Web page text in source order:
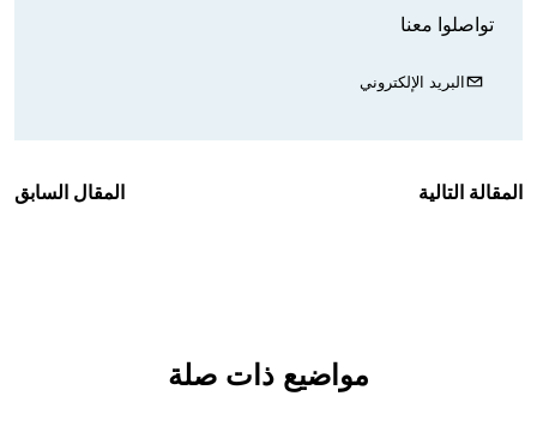
تواصلوا معنا
البريد الإلكتروني
المقالة التالية المقال السابق
مواضيع ذات صلة